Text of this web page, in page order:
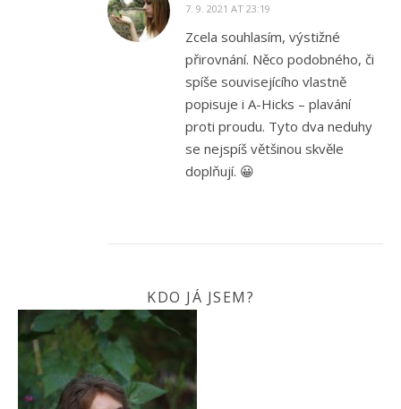
7. 9. 2021 AT 23:19
Zcela souhlasím, výstižné
přirovnání. Něco podobného, či
spíše souvisejícího vlastně
popisuje i A-Hicks – plavání
proti proudu. Tyto dva neduhy
se nejspíš většinou skvěle
doplňují. 😀
KDO JÁ JSEM?